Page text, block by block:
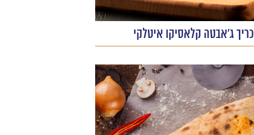
כריך ג'אבטה קלאסיקו איטלקי